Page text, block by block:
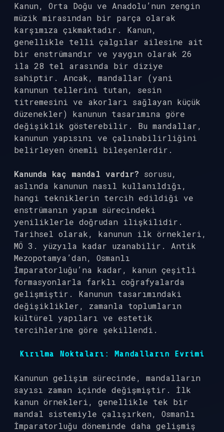
Kanun, Orta Doğu ve Anadolu’nun zengin
müzik mirasından bir parça olarak
karşımıza çıkmaktadır. Kanun,
genellikle telli çalgılar ailesine ait
bir enstrümandır ve yaygın olarak 26
ila 28 tel arasında bir diziye
sahiptir. Ancak, mandallar (yani
kanunun tellerini tutan, sesin
titremesini ve akorları sağlayan küçük
düzenekler) kanunun tasarımına göre
değişiklik gösterebilir. Bu mandallar,
kanunun yapısını ve çalınabilirliğini
belirleyen önemli bileşenlerdir.
Kanunda kaç mandal vardır? sorusu,
aslında kanunun nasıl kullanıldığı,
hangi tekniklerin tercih edildiği ve
enstrümanın yapım sürecindeki
yeniliklerle doğrudan ilişkilidir.
Tarihsel olarak, kanunun ilk örnekleri,
MÖ 3. yüzyıla kadar uzanabilir. Antik
Mezopotamya’dan, Osmanlı
İmparatorluğu’na kadar, kanun çeşitli
formasyonlarla farklı coğrafyalarda
gelişmiştir. Kanunun tasarımındaki
değişiklikler, zamanla toplumların
kültürel yapıları ve estetik
tercihlerine göre şekillendi.
Kırılma Noktaları: Mandalların Evrimi
Kanunun gelişim sürecinde, mandalların
sayısı zaman içinde değişmiştir. İlk
kanun örnekleri, genellikle tek bir
mandal sistemiyle çalışırken, Osmanlı
İmparatorluğu döneminde daha gelişmiş